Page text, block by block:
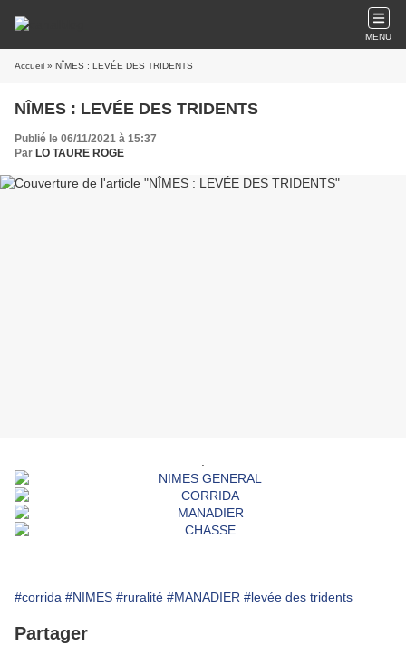
MENU
Accueil » NÎMES : LEVÉE DES TRIDENTS
NÎMES : LEVÉE DES TRIDENTS
Publié le 06/11/2021 à 15:37
Par LO TAURE ROGE
#corrida #NIMES #ruralité #MANADIER #levée des tridents
Partager